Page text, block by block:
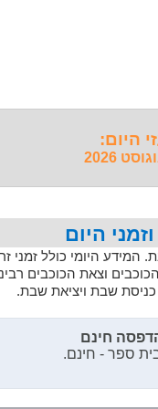
היום:
היום
היומי כולל זמני
וצאת הכוכבים
כניסת שבת ויציאת שבת.